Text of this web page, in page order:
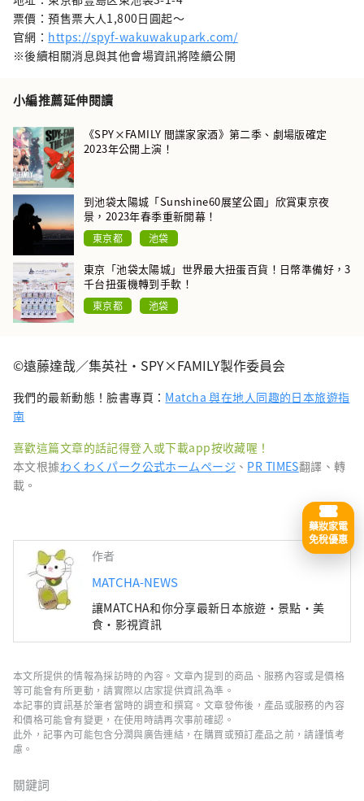
票價：預售票大人1,800日圓起～
官網： https://spyf-wakuwakupark.com/
※後續相關消息與其他會場資訊將陸續公開
小編推薦延伸閱讀
《SPY×FAMILY 間諜家家酒》第二季、劇場版確定
2023年公開上演！
到池袋太陽城「Sunshine60展望公園」欣賞東京夜
景，2023年春季重新開幕！
東京都 池袋
東京「池袋太陽城」世界最大扭蛋百貨！日幣準備好，3
千台扭蛋機轉到手軟！
東京都 池袋
©遠藤達哉／集英社・SPY×FAMILY製作委員会
我們的最新動態！臉書專頁： Matcha 與在地人同趣的日本旅遊指
南
喜歡這篇文章的話記得登入或下載app按收藏喔！
本文根據わくわくパーク公式ホームページ 、 PR TIMES翻譯、轉
載。
作者
MATCHA-NEWS
讓MATCHA和你分享最新日本旅遊・景點・美
食・影視資訊
本文所提供的情報為採訪時的內容。文章內提到的商品、服務內容或是價格
等可能會有所更動，請實際以店家提供資訊為準。
本記事的資訊基於筆者當時的調查和撰寫。文章發佈後，產品或服務的內容
和價格可能會有變更，在使用時請再次事前確認。
此外，記事內可能包含分潤與廣告連結，在購買或預訂產品之前，請謹慎考
慮。
關鍵詞
藥妝家電
免稅優惠